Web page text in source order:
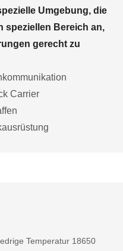
Umgebung, die
speziellen Bereich an,
gerecht zu
Carrier
Temperatur 18650